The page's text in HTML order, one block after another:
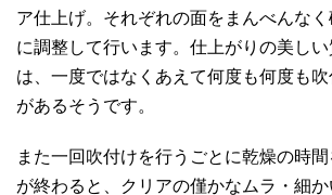
ア仕上げ。それぞれの面をまんべんな
に調整して行います。仕上がりの美し
は、一度ではなくあえて何度も何度も
があるそうです。
また一回吹付けを行うごとに乾燥の時
が終わると、クリアの僅かなムラ・細か